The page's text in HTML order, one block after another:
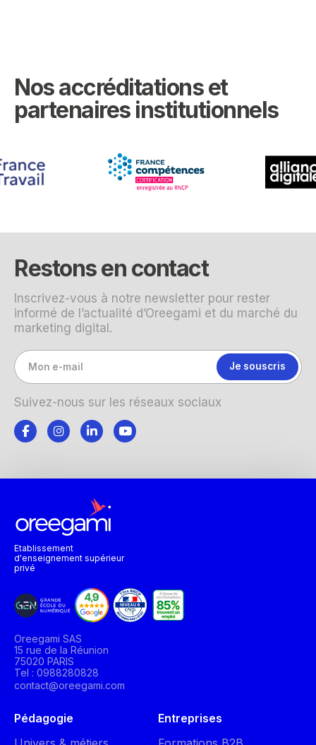
Nos accréditations et
partenaires institutionnels
Restons en contact
Inscrivez-vous à notre newsletter pour rester
informé de l’actualité d’Oreegami et du marché du
marketing digital.
Suivez-nous sur les réseaux sociaux
Etablissement
d'enseignement supérieur
privé
Oreegami SAS
15 rue de la Réunion
75020 PARIS
Tel : 0988280828
contact@oreegami.com
Pédagogie
Entreprises